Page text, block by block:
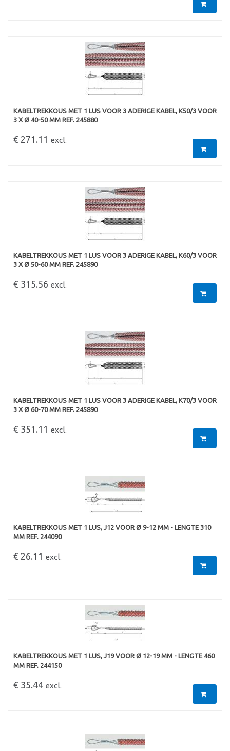
KABELTREKKOUS MET 1 LUS VOOR 3 ADERIGE KABEL, K50/3 VOOR
3 X Ø 40-50 MM REF. 245880
€ 271.11 excl.
KABELTREKKOUS MET 1 LUS VOOR 3 ADERIGE KABEL, K60/3 VOOR
3 X Ø 50-60 MM REF. 245890
€ 315.56 excl.
KABELTREKKOUS MET 1 LUS VOOR 3 ADERIGE KABEL, K70/3 VOOR
3 X Ø 60-70 MM REF. 245890
€ 351.11 excl.
KABELTREKKOUS MET 1 LUS, J12 VOOR Ø 9-12 MM - LENGTE 310
MM REF. 244090
€ 26.11 excl.
KABELTREKKOUS MET 1 LUS, J19 VOOR Ø 12-19 MM - LENGTE 460
MM REF. 244150
€ 35.44 excl.